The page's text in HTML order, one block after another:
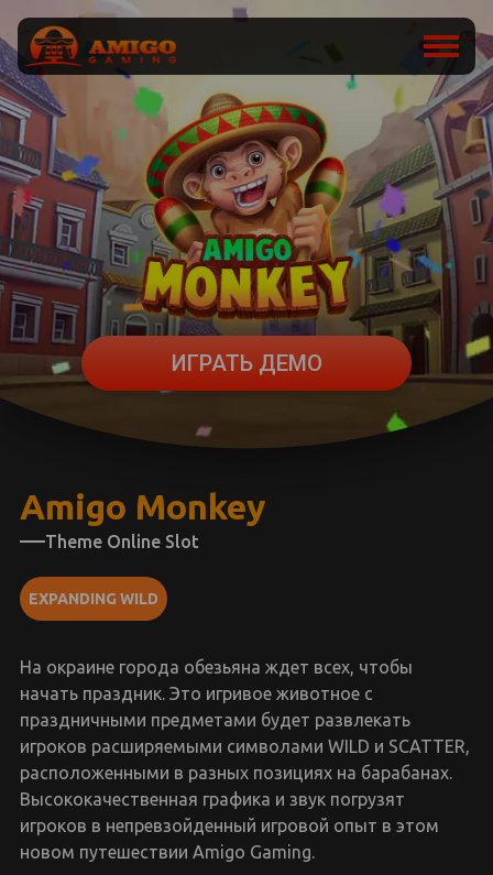
ИГРАТЬ ДЕМО
Amigo Monkey
Theme Online Slot
EXPANDING WILD
На окраине города обезьяна ждет всех, чтобы
начать праздник. Это игривое животное с
праздничными предметами будет развлекать
игроков расширяемыми символами WILD и SCATTER,
расположенными в разных позициях на барабанах.
Высококачественная графика и звук погрузят
игроков в непревзойденный игровой опыт в этом
новом путешествии Amigo Gaming.